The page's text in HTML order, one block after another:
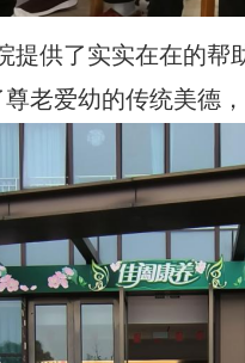
提供了实实在在的
老爱幼的传统美德